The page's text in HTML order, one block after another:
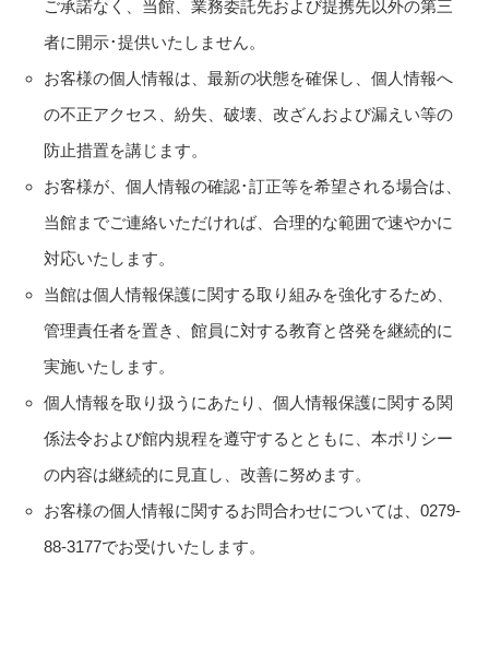
ご承諾なく、当館、業務委託先および提携先以外の第三
者に開示･提供いたしません。
お客様の個人情報は、最新の状態を確保し、個人情報へ
の不正アクセス、紛失、破壊、改ざんおよび漏えい等の
防止措置を講じます。
お客様が、個人情報の確認･訂正等を希望される場合は、
当館までご連絡いただければ、合理的な範囲で速やかに
対応いたします。
当館は個人情報保護に関する取り組みを強化するため、
管理責任者を置き、館員に対する教育と啓発を継続的に
実施いたします。
個人情報を取り扱うにあたり、個人情報保護に関する関
係法令および館内規程を遵守するとともに、本ポリシー
の内容は継続的に見直し、改善に努めます。
お客様の個人情報に関するお問合わせについては、0279-
88-3177でお受けいたします。